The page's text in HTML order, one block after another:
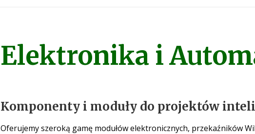
Elektronika i
Komponenty i moduły do projektów
Oferujemy szeroką gamę modułów elektronicznych, przekaźników